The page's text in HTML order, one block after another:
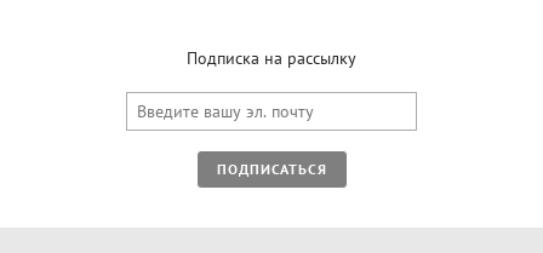
Подписка на рассылку
ПОДПИСАТЬСЯ